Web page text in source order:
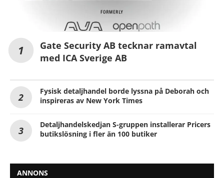
Gate Security AB tecknar ramavtal
med ICA Sverige AB
Fysisk detaljhandel borde lyssna på Deborah och
inspireras av New York Times
Detaljhandelskedjan S-gruppen installerar Pricers
butikslösning i fler än 100 butiker
ANNONS